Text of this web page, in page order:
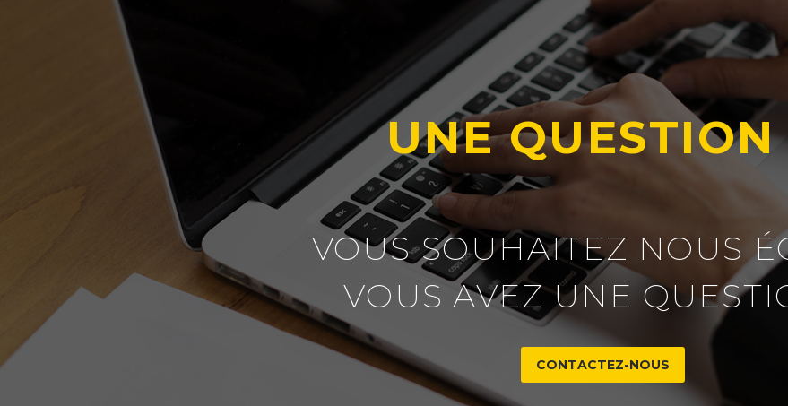
UNE QUESTION
VOUS SOUHAITEZ NOUS
VOUS AVEZ UNE
CONTACTEZ-NOUS